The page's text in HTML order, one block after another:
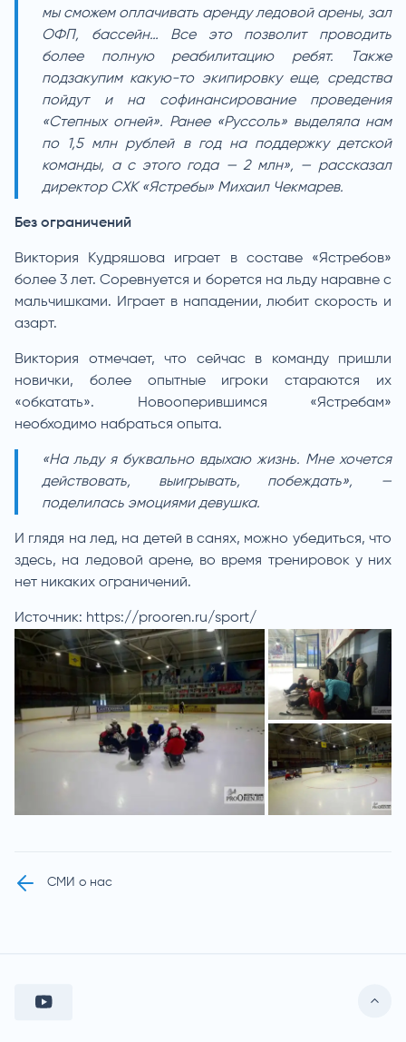
мы сможем оплачивать аренду ледовой арены, зал
ОФП, бассейн… Все это позволит проводить
более полную реабилитацию ребят. Также
подзакупим какую-то экипировку еще, средства
пойдут и на софинансирование проведения
«Степных огней». Ранее «Руссоль» выделяла нам
по 1,5 млн рублей в год на поддержку детской
команды, а с этого года — 2 млн», — рассказал
директор СХК «Ястребы» Михаил Чекмарев.
Без ограничений
Виктория Кудряшова играет в составе «Ястребов»
более 3 лет. Соревнуется и борется на льду наравне с
мальчишками. Играет в нападении, любит скорость и
азарт.
Виктория отмечает, что сейчас в команду пришли
новички, более опытные игроки стараются их
«обкатать». Новооперившимся «Ястребам»
необходимо набраться опыта.
«На льду я буквально вдыхаю жизнь. Мне хочется
действовать, выигрывать, побеждать», —
поделилась эмоциями девушка.
И глядя на лед, на детей в санях, можно убедиться, что
здесь, на ледовой арене, во время тренировок у них
нет никаких ограничений.
Источник: https://prooren.ru/sport/
СМИ о нас